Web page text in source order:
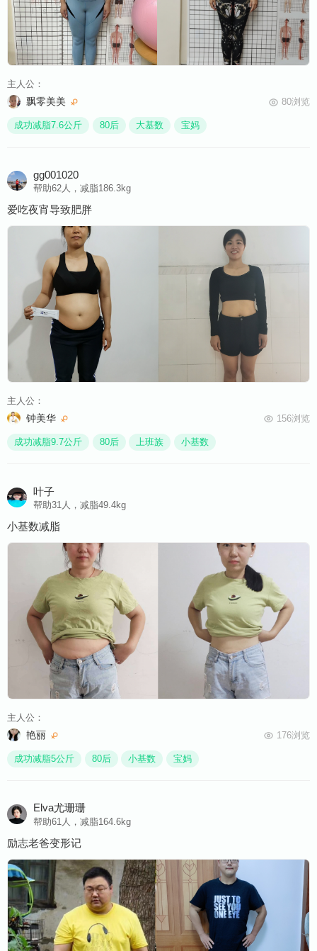
主人公：
飘零美美 80浏览
成功减脂7.6公斤 80后 大基数 宝妈
gg001020
帮助62人，减脂186.3kg
爱吃夜宵导致肥胖
主人公：
钟美华 156浏览
成功减脂9.7公斤 80后 上班族 小基数
叶子
帮助31人，减脂49.4kg
小基数减脂
主人公：
艳丽 176浏览
成功减脂5公斤 80后 小基数 宝妈
Elva尤珊珊
帮助61人，减脂164.6kg
励志老爸变形记